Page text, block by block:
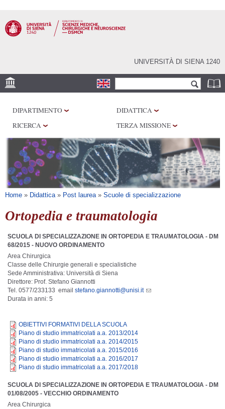
contenuto
principale
UNIVERSITÀ DI SIENA 1240
Form di ricerca
CENTRI DI RICERCA
LABORATORI
BIBLIOTECHE
SERVIZI
DIPARTIMENTO
DIDATTICA
RICERCA
TERZA MISSIONE
Tu sei qui
Home » Didattica» Post laurea» Scuole di specializzazione
Ortopedia e traumatologia
SCUOLA DI SPECIALIZZAZIONE IN ORTOPEDIA E TRAUMATOLOGIA - DM
68/2015 - NUOVO ORDINAMENTO
Area Chirurgica
Classe delle Chirurgie generali e specialistiche
Sede Amministrativa: Università di Siena
Direttore: Prof. Stefano Giannotti
Tel. 0577/233133 email stefano.giannotti@unisi.it
Durata in anni: 5
OBIETTIVI FORMATIVI DELLA SCUOLA
Piano di studio immatricolati a.a. 2013/2014
Piano di studio immatricolati a.a. 2014/2015
Piano di studio immatricolati a.a. 2015/2016
Piano di studio immatricolati a.a. 2016/2017
Piano di studio immatricolati a.a. 2017/2018
SCUOLA DI SPECIALIZZAZIONE IN ORTOPEDIA E TRAUMATOLOGIA - DM
01/08/2005 - VECCHIO ORDINAMENTO
Area Chirurgica